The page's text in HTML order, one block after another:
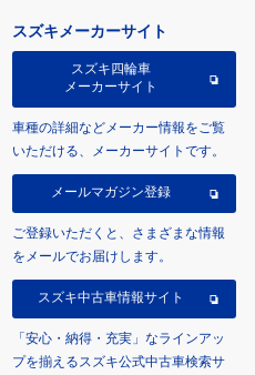
スズキメーカーサイト
スズキ四輪車
メーカーサイト
車種の詳細などメーカー情報をご覧
いただける、メーカーサイトです。
メールマガジン登録
ご登録いただくと、さまざまな情報
をメールでお届けします。
スズキ中古車情報サイト
「安心・納得・充実」なラインアッ
プを揃えるスズキ公式中古車検索サ